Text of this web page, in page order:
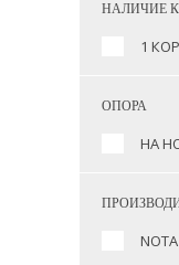
НАЛИЧИЕ
1
ОПОРА
НА
NOTA